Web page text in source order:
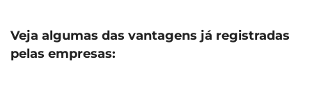
Veja algumas das vantagens já registradas
pelas empresas: